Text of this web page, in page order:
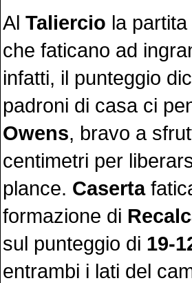
Al Taliercio la
che faticano ad
infatti, il punteggio
padroni di casa ci
Owens, bravo a
centimetri per
plance. Caserta
formazione di
sul punteggio di 19-
entrambi i lati del